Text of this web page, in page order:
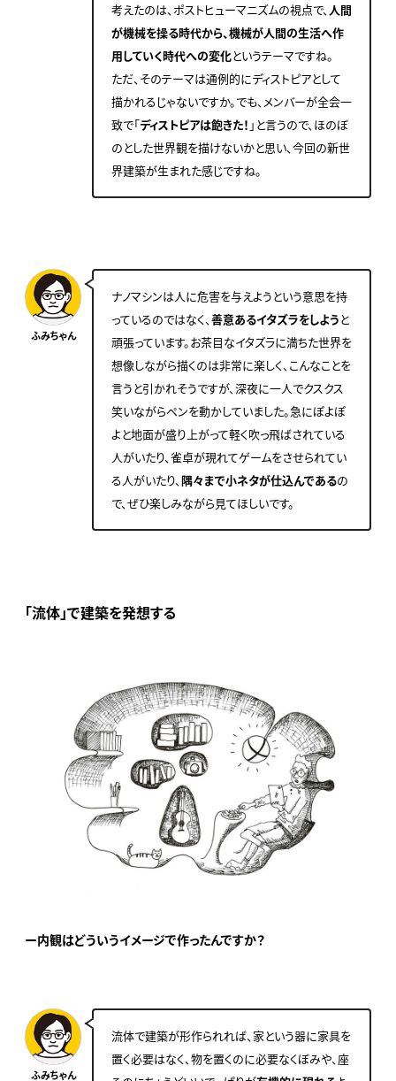
考えたのは、ポストヒューマニズムの視点で、 人間
が機械を操る時代から、機械が人間の生活へ作
用していく時代への変化というテーマですね。
ただ、そのテーマは通例的にディストピアとして
描かれるじゃないですか。でも、メンバーが全会一
致で「ディストピアは飽きた！ 」と言うので、ほのぼ
のとした世界観を描けないかと思い、今回の新世
界建築が生まれた感じですね。
ふみちゃん
ナノマシンは人に危害を与えようという意思を持
っているのではなく、善意あるイタズラをしようと
頑張っています。お茶目なイタズラに満ちた世界を
想像しながら描くのは非常に楽しく、こんなことを
言うと引かれそうですが、深夜に一人でクスクス
笑いながらペンを動かしていました。急にぽよぽ
よと地面が盛り上がって軽く吹っ飛ばされている
人がいたり、雀卓が現れてゲームをさせられてい
る人がいたり、隅々まで小ネタが仕込んであるの
で、ぜひ楽しみながら見てほしいです。
「流体」で建築を発想する
ー内観はどういうイメージで作ったんですか？
ふみちゃん
流体で建築が形作られれば、家という器に家具を
置く必要はなく、物を置くのに必要なくぼみや、座